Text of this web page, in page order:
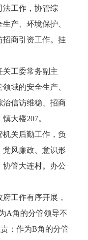
工作，协管综
产、环境保护、
招商引资工作。挂
工委常务副主
域的安全生产、
治信访维稳、招商
大楼207。
关后勤工作，负
党风廉政、意识形
协管大连村。办公
工作有序开展，
A角的分管领导不
；作为B角的分管